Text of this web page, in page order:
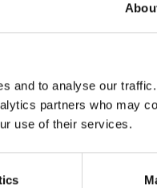
and to analyse our
partners who may
use of their services.